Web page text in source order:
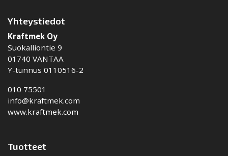
Yhteystiedot
Kraftmek Oy
Suokalliontie 9
01740 VANTAA
Y-tunnus 0110516-2
010 75501
info@kraftmek.com
www.kraftmek.com
Tuotteet